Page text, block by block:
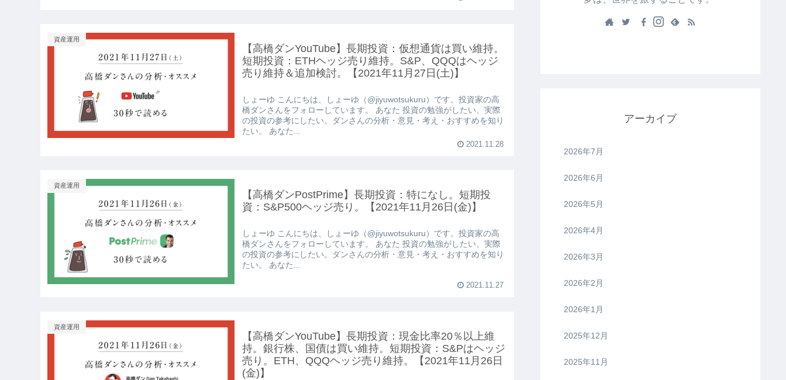
資産運用
【高橋ダンYouTube】長期投資：仮想通貨は買い維持。
短期投資：ETHヘッジ売り維持。S&P、QQQはヘッジ
売り維持＆追加検討。【2021年11月27日(土)】
しょーゆ こんにちは、しょーゆ（@jiyuwotsukuru）です。投資家の高
橋ダンさんをフォローしています。 あなた 投資の勉強がしたい、実際
の投資の参考にしたい。ダンさんの分析・意見・考え・おすすめを知り
たい。 あなた...
2021.11.28
資産運用
【高橋ダンPostPrime】長期投資：特になし。短期投
資：S&P500ヘッジ売り。【2021年11月26日(金)】
しょーゆ こんにちは、しょーゆ（@jiyuwotsukuru）です。投資家の高
橋ダンさんをフォローしています。 あなた 投資の勉強がしたい、実際
の投資の参考にしたい。ダンさんの分析・意見・考え・おすすめを知り
たい。 あなた...
2021.11.27
資産運用
【高橋ダンYouTube】長期投資：現金比率20％以上維
持。銀行株、国債は買い維持。短期投資：S&Pはヘッジ
売り。ETH、QQQヘッジ売り維持。【2021年11月26日
(金)】
アーカイブ
2026年7月
2026年6月
2026年5月
2026年4月
2026年3月
2026年2月
2026年1月
2025年12月
2025年11月